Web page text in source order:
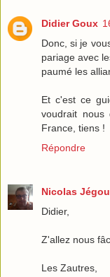
Didier Goux
Donc, si je
pariage avec
paumé les
Et c'est ce
voudrait
France, tiens !
Répondre
Nicolas Jégou
Didier,
Z'allez nous
Les Zautres,